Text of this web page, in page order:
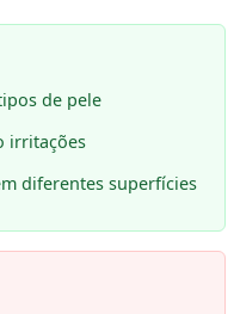
de pele
irritações
diferentes superfícies